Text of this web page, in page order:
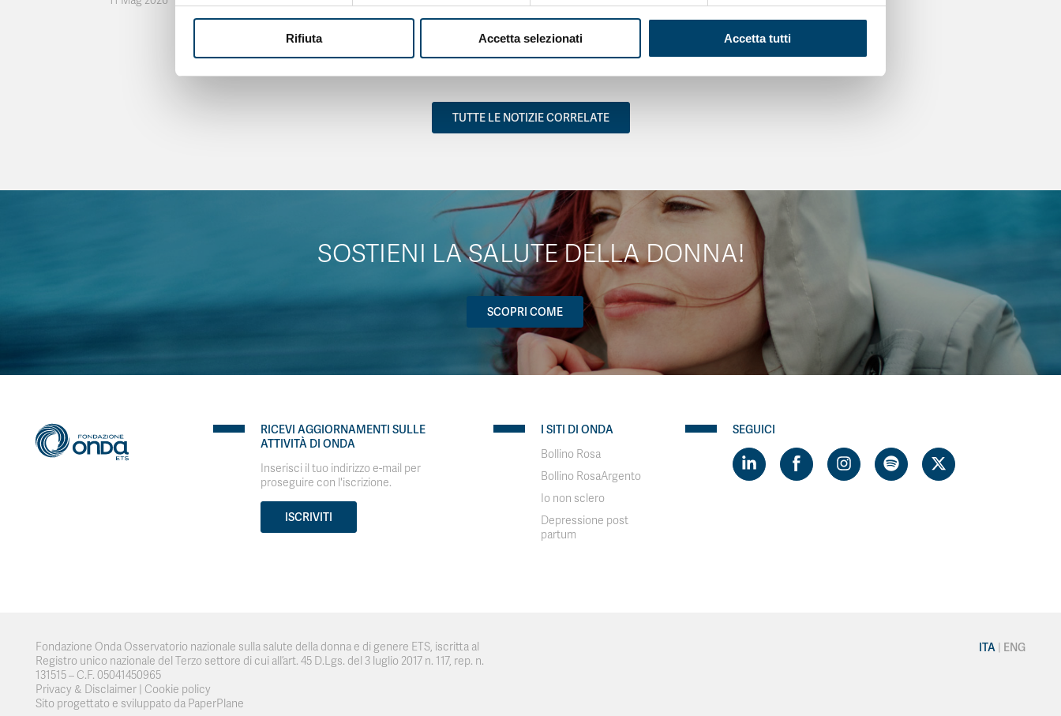
Rifiuta Accetta selezionati Accetta tutti
7 Gen 2026
TUTTE LE NOTIZIE CORRELATE
SOSTIENI LA SALUTE DELLA DONNA!
SCOPRI COME
RICEVI AGGIORNAMENTI SULLE
ATTIVITÀ DI ONDA
Inserisci il tuo indirizzo e-mail per
proseguire con l'iscrizione.
ISCRIVITI
I SITI DI ONDA
Bollino Rosa
Bollino RosaArgento
Io non sclero
Depressione post
partum
SEGUICI
Fondazione Onda Osservatorio nazionale sulla salute della donna e di genere ETS, iscritta al
Registro unico nazionale del Terzo settore di cui all’art. 45 D.Lgs. del 3 luglio 2017 n. 117, rep. n.
131515 – C.F. 05041450965
Privacy & Disclaimer
Cookie policy
Sito progettato e sviluppato da PaperPlane
ITA ENG